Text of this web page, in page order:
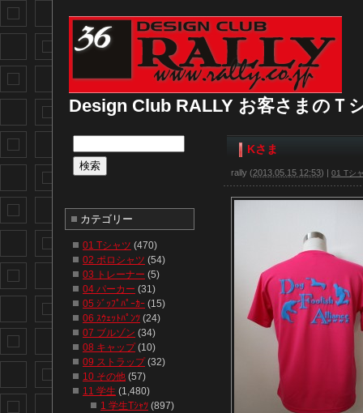
Design Club RALLY お客さまのＴ
Kさま
rally (2013.05.15 12:53) | 01 Tシ
カテゴリー
01 Tシャツ (470)
02 ポロシャツ (54)
03 トレーナー (5)
04 パーカー (31)
05 ｼﾞｯﾌﾟﾊﾟｰｶｰ (15)
06 ｽｳｪｯﾄﾊﾟﾝﾂ (24)
07 ブルゾン (34)
08 キャップ(10)
09 ストラップ(32)
10 その他 (57)
11 学生 (1,480)
1 学生Tｼｬﾂ (897)